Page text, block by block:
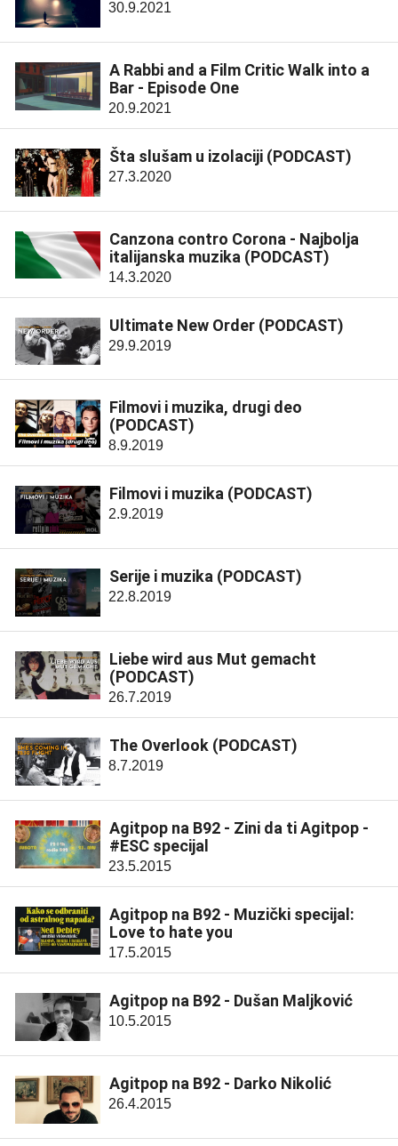
30.9.2021
A Rabbi and a Film Critic Walk into a
Bar - Episode One
20.9.2021
Šta slušam u izolaciji (PODCAST)
27.3.2020
Canzona contro Corona - Najbolja
italijanska muzika (PODCAST)
14.3.2020
Ultimate New Order (PODCAST)
29.9.2019
Filmovi i muzika, drugi deo
(PODCAST)
8.9.2019
Filmovi i muzika (PODCAST)
2.9.2019
Serije i muzika (PODCAST)
22.8.2019
Liebe wird aus Mut gemacht
(PODCAST)
26.7.2019
The Overlook (PODCAST)
8.7.2019
Agitpop na B92 - Zini da ti Agitpop -
#ESC specijal
23.5.2015
Agitpop na B92 - Muzički specijal:
Love to hate you
17.5.2015
Agitpop na B92 - Dušan Maljković
10.5.2015
Agitpop na B92 - Darko Nikolić
26.4.2015